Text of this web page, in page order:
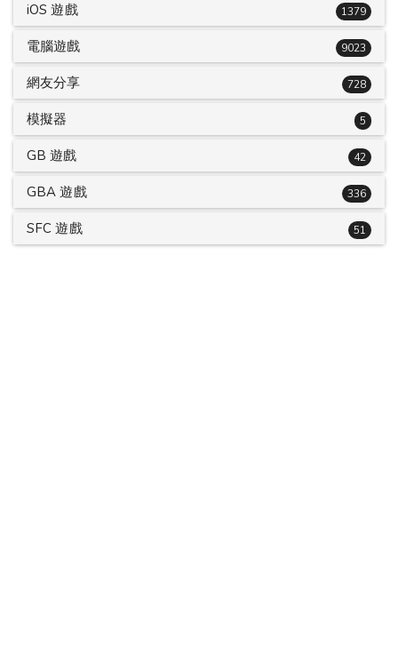
iOS 遊戲 1379
電腦遊戲 9023
網友分享 728
模擬器 5
GB 遊戲 42
GBA 遊戲 336
SFC 遊戲 51